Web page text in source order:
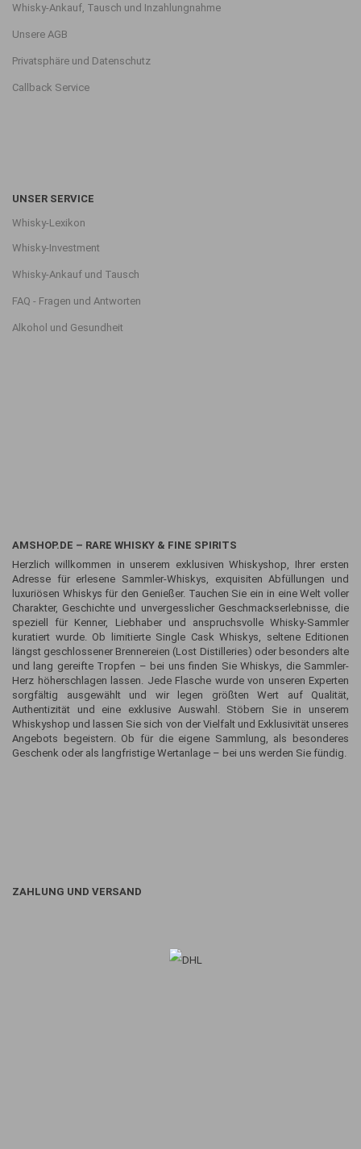
Whisky-Ankauf, Tausch und Inzahlungnahme
Unsere AGB
Privatsphäre und Datenschutz
Callback Service
UNSER SERVICE
Whisky-Lexikon
Whisky-Investment
Whisky-Ankauf und Tausch
FAQ - Fragen und Antworten
Alkohol und Gesundheit
AMSHOP.DE – RARE WHISKY & FINE SPIRITS
Herzlich willkommen in unserem exklusiven Whiskyshop, Ihrer ersten
Adresse für erlesene Sammler-Whiskys, exquisiten Abfüllungen und
luxuriösen Whiskys für den Genießer. Tauchen Sie ein in eine Welt voller
Charakter, Geschichte und unvergesslicher Geschmackserlebnisse, die
speziell für Kenner, Liebhaber und anspruchsvolle Whisky-Sammler
kuratiert wurde. Ob limitierte Single Cask Whiskys, seltene Editionen
längst geschlossener Brennereien (Lost Distilleries) oder besonders alte
und lang gereifte Tropfen – bei uns finden Sie Whiskys, die Sammler-
Herz höherschlagen lassen. Jede Flasche wurde von unseren Experten
sorgfältig ausgewählt und wir legen größten Wert auf Qualität,
Authentizität und eine exklusive Auswahl. Stöbern Sie in unserem
Whiskyshop und lassen Sie sich von der Vielfalt und Exklusivität unseres
Angebots begeistern. Ob für die eigene Sammlung, als besonderes
Geschenk oder als langfristige Wertanlage – bei uns werden Sie fündig.
ZAHLUNG UND VERSAND